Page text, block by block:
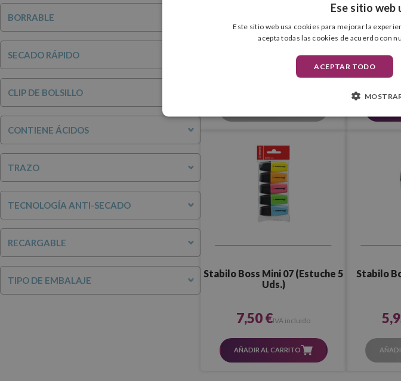
BORRABLE
SECADO RÁPIDO
CLIP DE BOLSILLO
CONTIENE ÁCIDOS
TRAZO
TECNOLOGÍA ANTI-SECADO
RECARGABLE
TIPO DE EMBALAJE
Stabilo Boss Original 70/4-33
(Estuche 4 Uds.) (Verde)
IVA incluido
Stabilo Boss Mini 07 (Estuche 5
Uds.)
7,50 €IVA incluido
AÑADIR AL CARRITO
Stabilo
Ese sitio
Este sitio web usa cookies para mejorar la
acepta todas las cookies de acuerdo con
ACEPTAR TODO